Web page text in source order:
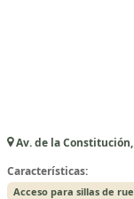
Av. de la Constitución,
Características:
Acceso para sillas de